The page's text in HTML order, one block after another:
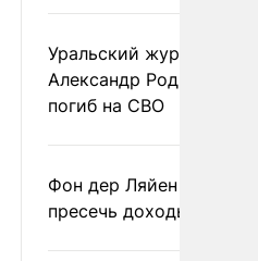
Уральский журналист
Александр Родионов
погиб на СВО
Фон дер Ляйен
пресечь доходы России